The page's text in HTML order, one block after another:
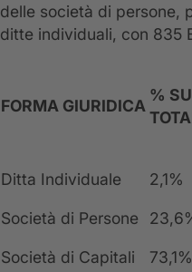
delle società di persone,
ditte individuali, con 835
FORMA GIURIDICA
%
Ditta Individuale 2,1%
Società di Persone
Società di Capitali 73,1%